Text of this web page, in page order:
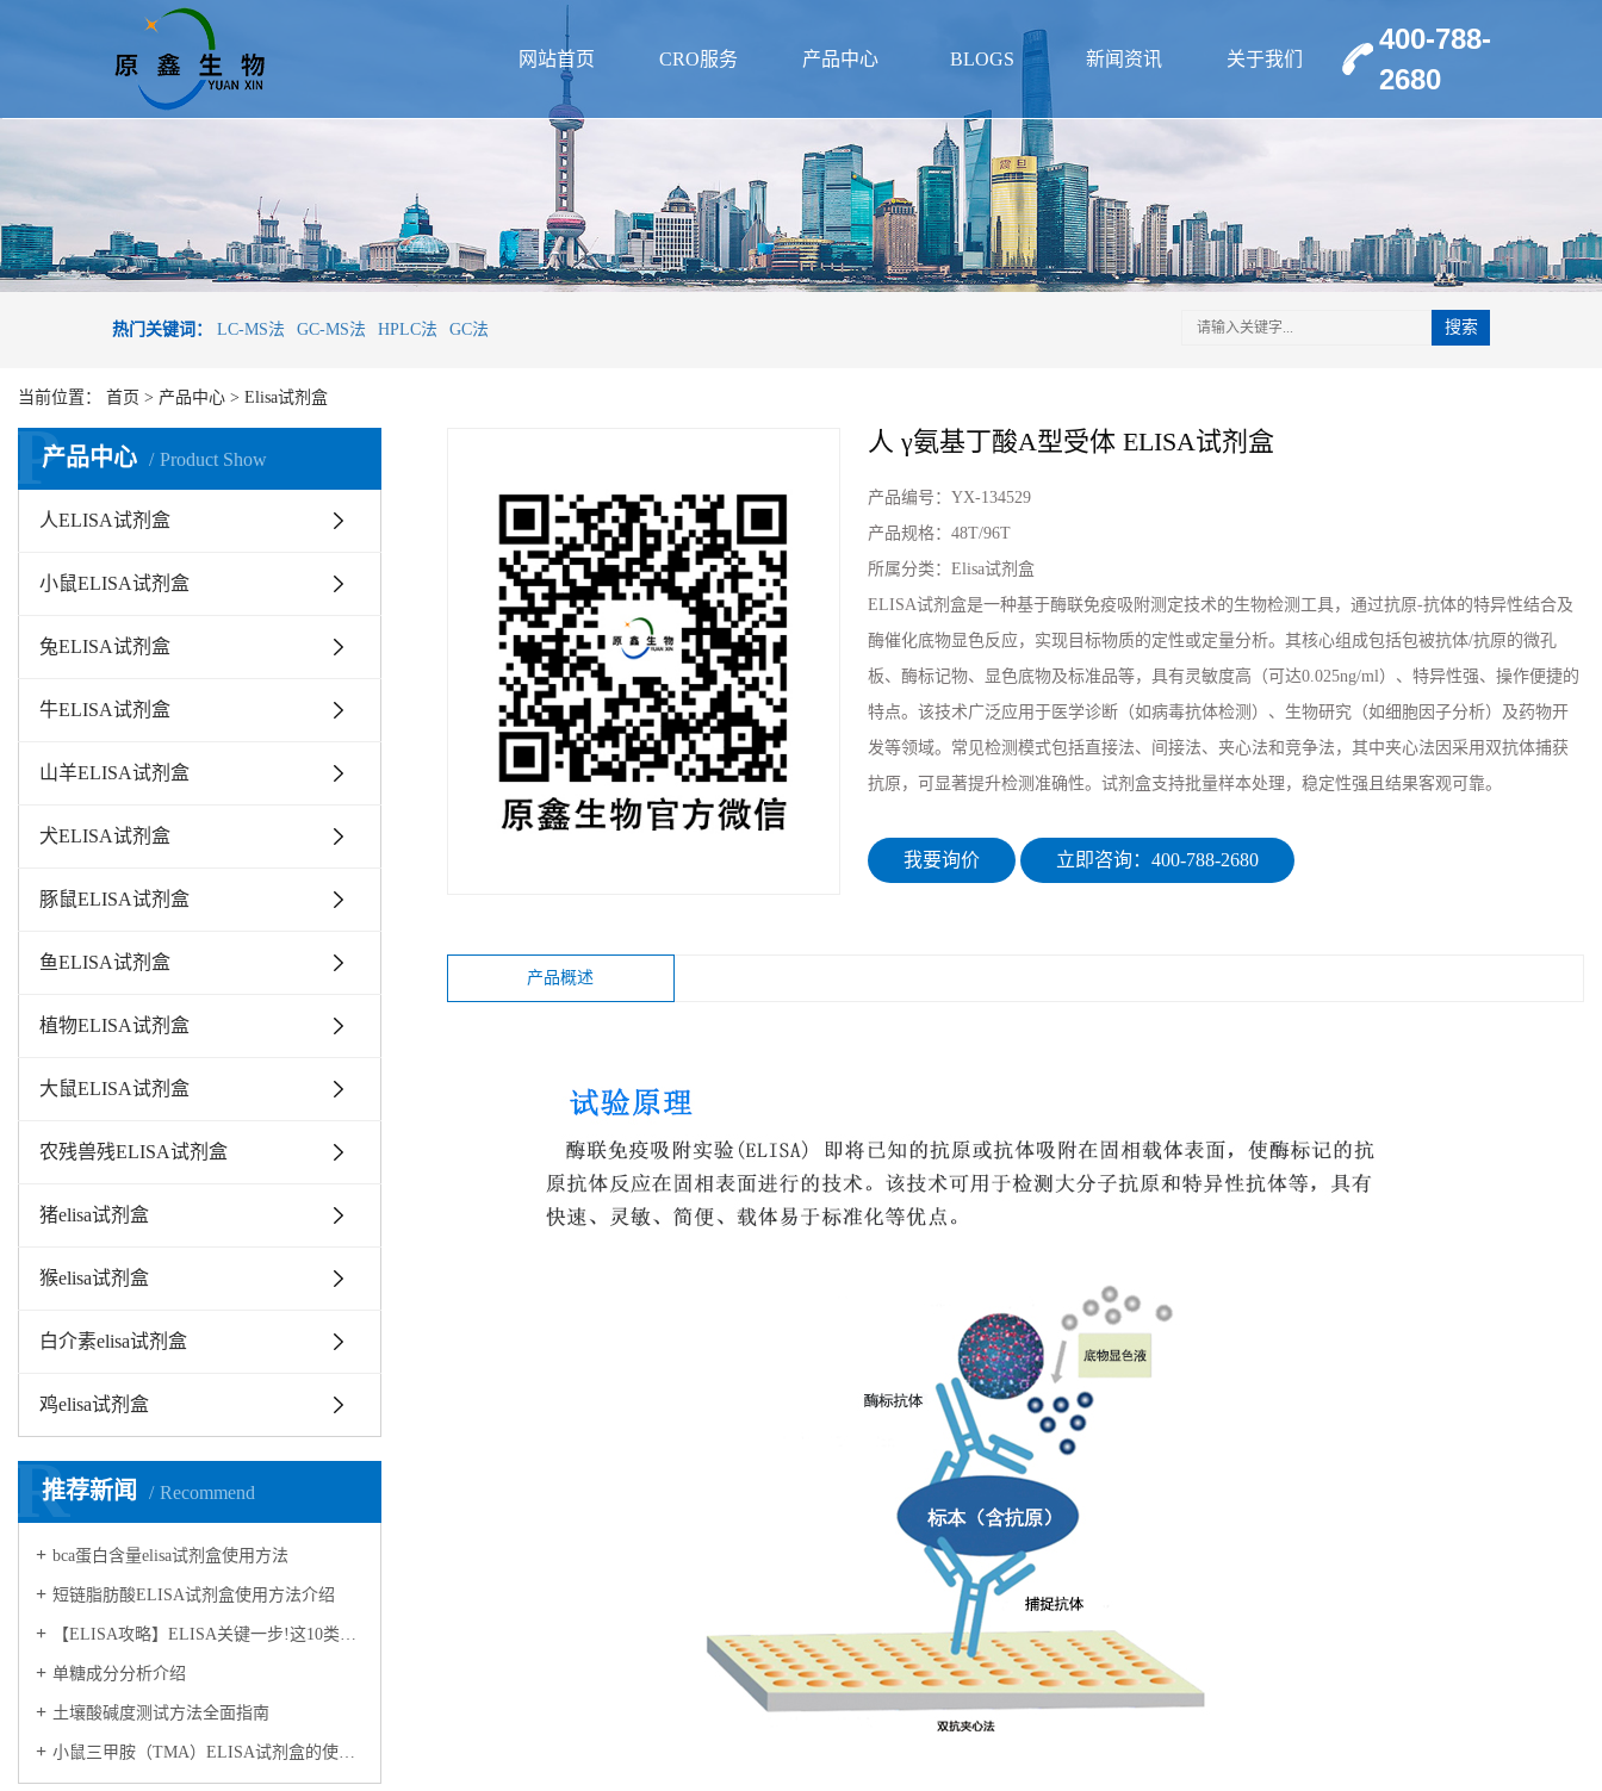
网站首页 CRO服务 产品中心 BLOGS 新闻资讯 关于我们
400-788-
2680
热门关键词： LC-MS法 GC-MS法 HPLC法 GC法 搜索
当前位置： 首页 > 产品中心 > Elisa试剂盒
产品中心 Product Show
P
人ELISA试剂盒
小鼠ELISA试剂盒
兔ELISA试剂盒
牛ELISA试剂盒
山羊ELISA试剂盒
犬ELISA试剂盒
豚鼠ELISA试剂盒
鱼ELISA试剂盒
植物ELISA试剂盒
大鼠ELISA试剂盒
农残兽残ELISA试剂盒
猪elisa试剂盒
猴elisa试剂盒
白介素elisa试剂盒
鸡elisa试剂盒
推荐新闻 Recommend
R
bca蛋白含量elisa试剂盒使用方法
短链脂肪酸ELISA试剂盒使用方法介绍
【ELISA攻略】ELISA关键一步!这10类样品要如何处理?
​单糖成分分析介绍
​土壤酸碱度测试方法全面指南
小鼠三甲胺（TMA）ELISA试剂盒的使用方法
人 γ氨基丁酸A型受体 ELISA试剂盒
产品编号： YX-134529
产品规格： 48T/96T
所属分类： Elisa试剂盒
ELISA试剂盒是一种基于酶联免疫吸附测定技术的生物检测工具，通过抗原-抗体的特异性结合及
酶催化底物显色反应，实现目标物质的定性或定量分析。其核心组成包括包被抗体/抗原的微孔
板、酶标记物、显色底物及标准品等，具有灵敏度高（可达0.025ng/ml）、特异性强、操作便捷的
特点。该技术广泛应用于医学诊断（如病毒抗体检测）、生物研究（如细胞因子分析）及药物开
发等领域。常见检测模式包括直接法、间接法、夹心法和竞争法，其中夹心法因采用双抗体捕获
抗原，可显著提升检测准确性。试剂盒支持批量样本处理，稳定性强且结果客观可靠。
我要询价 立即咨询：400-788-2680
产品概述